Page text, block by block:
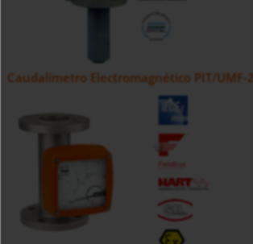
Caudalímetro Electromagnético PIT/UMF-2